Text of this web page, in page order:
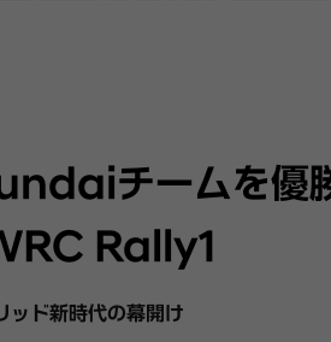
チームを優
Rally1
ッド新時代の幕開け